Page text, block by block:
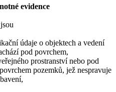
evidence
údaje o objektech a vedení
pod povrchem,
prostranství nebo pod
pozemků, jež nespravuje